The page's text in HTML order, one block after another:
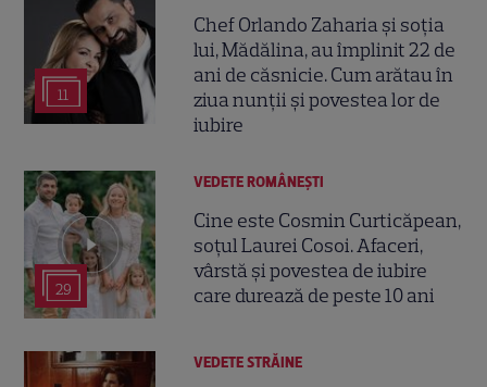
11
Chef Orlando Zaharia și soția
lui, Mădălina, au împlinit 22 de
ani de căsnicie. Cum arătau în
ziua nunții și povestea lor de
iubire
29
VEDETE ROMÂNEŞTI
Cine este Cosmin Curticăpean,
soțul Laurei Cosoi. Afaceri,
vârstă și povestea de iubire
care durează de peste 10 ani
VEDETE STRĂINE